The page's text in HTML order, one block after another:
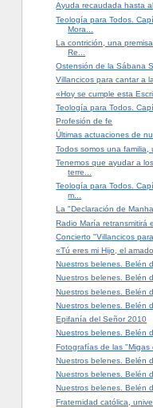
Ayuda recaudada hasta
Teología para Todos.
Mora...
La contrición, una
Re...
Ostensión de la Sábana
Villancicos para cantar a
«Hoy se cumple esta
Teología para Todos.
Profesión de fe
Últimas actuaciones de
Todos somos una familia,
Tenemos que ayudar a
terre...
Teología para Todos.
m...
La "Declaración de
Radio María retransmitirá
Concierto "Villancicos
«Tú eres mi Hijo, el
Nuestros belenes. Belén
Nuestros belenes. Belén
Nuestros belenes. Belén
Nuestros belenes. Belén
Epifanía del Señor 2010
Nuestros belenes. Belén
Fotografías de las "Migas
Nuestros belenes. Belén
Nuestros belenes. Belén
Nuestros belenes. Belén
Fraternidad católica,